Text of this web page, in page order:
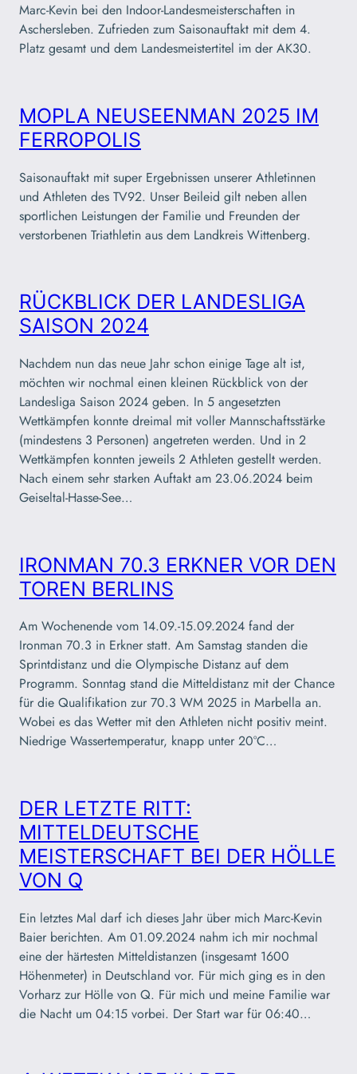
Marc-Kevin bei den Indoor-Landesmeisterschaften in
Aschersleben. Zufrieden zum Saisonauftakt mit dem 4.
Platz gesamt und dem Landesmeistertitel im der AK30.
MOPLA NEUSEENMAN 2025 IM
FERROPOLIS
Saisonauftakt mit super Ergebnissen unserer Athletinnen
und Athleten des TV92. Unser Beileid gilt neben allen
sportlichen Leistungen der Familie und Freunden der
verstorbenen Triathletin aus dem Landkreis Wittenberg.
RÜCKBLICK DER LANDESLIGA
SAISON 2024
Nachdem nun das neue Jahr schon einige Tage alt ist,
möchten wir nochmal einen kleinen Rückblick von der
Landesliga Saison 2024 geben. In 5 angesetzten
Wettkämpfen konnte dreimal mit voller Mannschaftsstärke
(mindestens 3 Personen) angetreten werden. Und in 2
Wettkämpfen konnten jeweils 2 Athleten gestellt werden.
Nach einem sehr starken Auftakt am 23.06.2024 beim
Geiseltal-Hasse-See…
IRONMAN 70.3 ERKNER VOR DEN
TOREN BERLINS
Am Wochenende vom 14.09.-15.09.2024 fand der
Ironman 70.3 in Erkner statt. Am Samstag standen die
Sprintdistanz und die Olympische Distanz auf dem
Programm. Sonntag stand die Mitteldistanz mit der Chance
für die Qualifikation zur 70.3 WM 2025 in Marbella an.
Wobei es das Wetter mit den Athleten nicht positiv meint.
Niedrige Wassertemperatur, knapp unter 20°C…
DER LETZTE RITT:
MITTELDEUTSCHE
MEISTERSCHAFT BEI DER HÖLLE
VON Q
Ein letztes Mal darf ich dieses Jahr über mich Marc-Kevin
Baier berichten. Am 01.09.2024 nahm ich mir nochmal
eine der härtesten Mitteldistanzen (insgesamt 1600
Höhenmeter) in Deutschland vor. Für mich ging es in den
Vorharz zur Hölle von Q. Für mich und meine Familie war
die Nacht um 04:15 vorbei. Der Start war für 06:40…